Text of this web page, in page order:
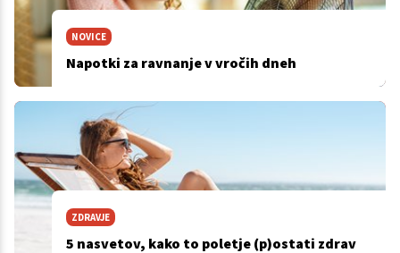
NOVICE
Napotki za ravnanje v vročih dneh
ZDRAVJE
5 nasvetov, kako to poletje (p)ostati zdrav